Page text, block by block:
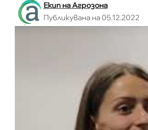
Екип на Агрозона
Публикувана на 05.12.2022